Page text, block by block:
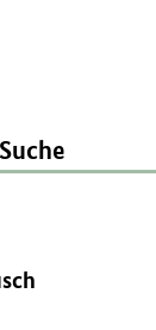
Suche